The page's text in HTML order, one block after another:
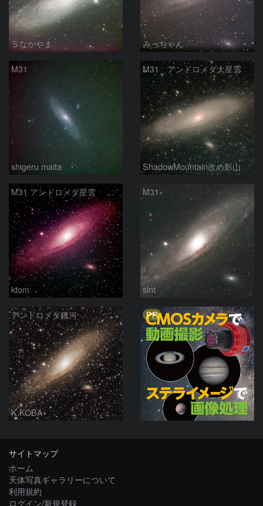
Ｓなかやま みっちゃん
M31
shigeru maita
M31 アンドロメダ大星雲
ShadowMountain改め影山
M31 アンドロメダ星雲 2026-1-14
ktom
M31
sint
アンドロメダ銀河
K.KOBA
PR
サイトマップ
ホーム
天体写真ギャラリーについて
利用規約
ログイン/新規登録